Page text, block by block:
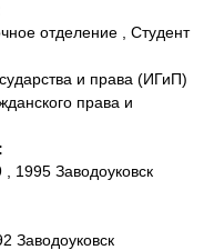
отделение , Студент
и права (ИГиП)
права и
1995 Заводоуковск
Заводоуковск